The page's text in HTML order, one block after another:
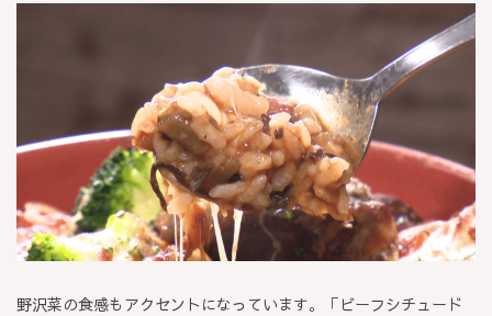
野沢菜の食感もアクセントになっています。「ビーフシチュード